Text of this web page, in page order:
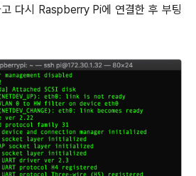
다시 Raspberry Pi에 연결한 후 부팅